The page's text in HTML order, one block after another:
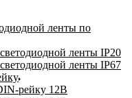
ленты по
ленты IP20
ленты IP67
рейку 12В